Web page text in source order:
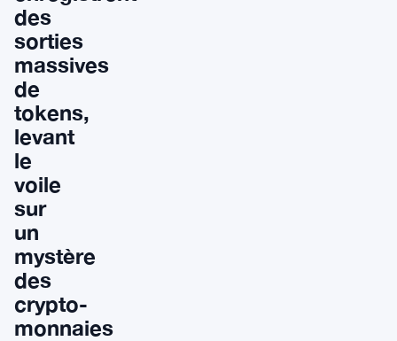
des
sorties
massives
de
tokens,
levant
le
voile
sur
un
mystère
des
crypto-
monnaies